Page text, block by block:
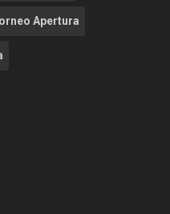
Apertura